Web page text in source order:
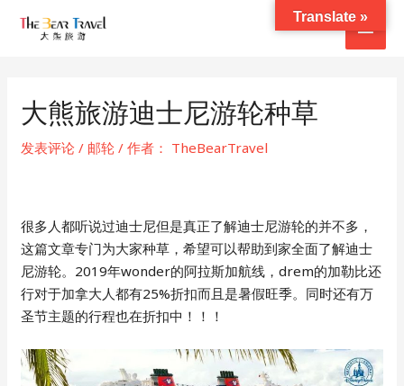
主
大熊旅游迪士尼游轮种草
发表评论 / 邮轮 / 作者： TheBearTravel
很多人都听说过迪士尼但是真正了解迪士尼游轮的并不多，
这篇文章专门为大家种草，希望可以帮助到家全面了解迪士
尼游轮。2019年wonder的阿拉斯加航线，drem的加勒比还
行对于加拿大人都有25%折扣而且是暑假旺季。同时还有万
圣节主题的行程也在折扣中！！！
Translate »